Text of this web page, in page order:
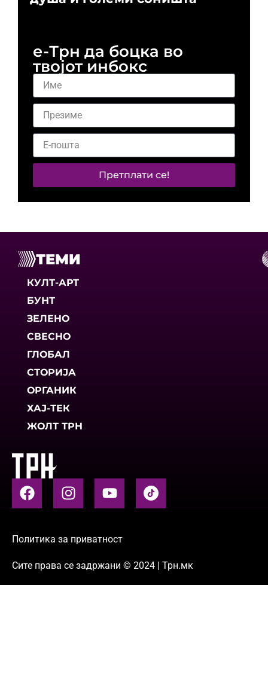
е-Трн да боцка во
твојот инбокс
Претплати се!
ТЕМИ
КУЛТ-АРТ
БУНТ
ЗЕЛЕНО
СВЕСНО
ГЛОБАЛ
СТОРИЈА
ОРГАНИК
ХАЈ-ТЕК
ЖОЛТ ТРН
Политика за приватност
Сите права се задржани © 2024 | Трн.мк